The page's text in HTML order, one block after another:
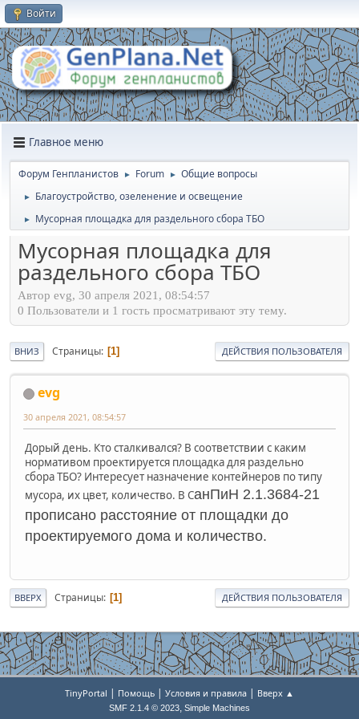
Войти
Главное меню
Форум Генпланистов ► Forum ► Общие вопросы
► Благоустройство, озеленение и освещение
► Мусорная площадка для раздельного сбора ТБО
Мусорная площадка для
раздельного сбора ТБО
Автор evg, 30 апреля 2021, 08:54:57
0 Пользователи и 1 гость просматривают эту тему.
ВНИЗ Страницы 1 ДЕЙСТВИЯ ПОЛЬЗОВАТЕЛЯ
evg
30 апреля 2021, 08:54:57
Дорый день. Кто сталкивался? В соответствии с каким
нормативом проектируется площадка для раздельно
сбора ТБО? Интересует назначение контейнеров по типу
мусора, их цвет, количество. В СанПиН 2.1.3684-21
прописано расстояние от площадки до
проектируемого дома и количество.
ВВЕРХ Страницы 1 ДЕЙСТВИЯ ПОЛЬЗОВАТЕЛЯ
TinyPortal | Помощь | Условия и правила | Вверх ▲
SMF 2.1.4 © 2023, Simple Machines